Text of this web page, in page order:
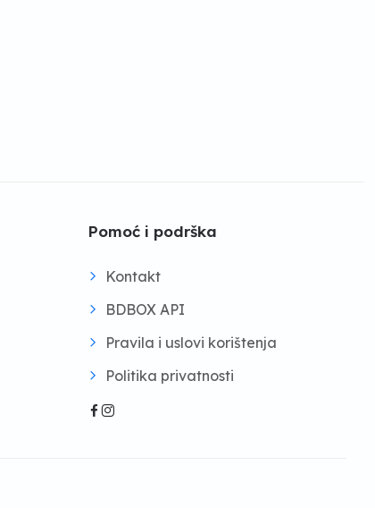
Pomoć i podrška
Kontakt
BDBOX API
Pravila i uslovi korištenja
Politika privatnosti